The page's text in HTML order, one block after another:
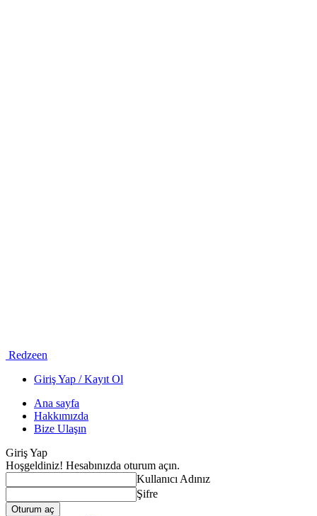
Redzeen
Giriş Yap / Kayıt Ol
Ana sayfa
Hakkımızda
Bize Ulaşın
Giriş Yap
Hoşgeldiniz! Hesabınızda oturum açın.
Kullanıcı Adınız
Şifre